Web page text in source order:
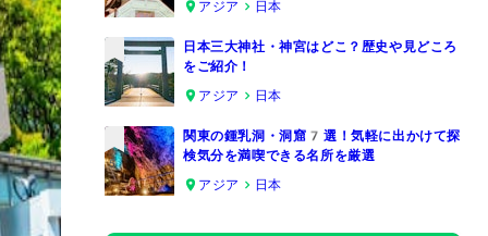
アジア
日本
4
日本三大神社・神宮はどこ？歴史や見どころ
をご紹介！
アジア
日本
5
関東の鍾乳洞・洞窟7選！気軽に出かけて探
検気分を満喫できる名所を厳選
アジア
日本